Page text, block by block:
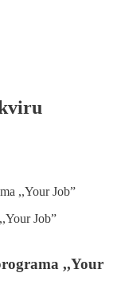
,,Your Job”
,,Your